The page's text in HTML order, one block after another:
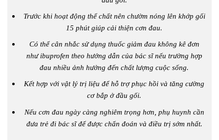
Trước khi hoạt động thể chất nên chườm nóng lên khớp gối
15 phút giúp cải thiện cơn đau.
Có thể cân nhắc sử dụng thuốc giảm đau không kê đơn
như ibuprofen theo hướng dẫn của bác sĩ nếu trường hợp
đau nhiều ảnh hưởng đến chất lượng cuộc sống.
Kết hợp với vật lý trị liệu để hỗ trợ phục hồi và tăng cường
cơ bắp ở đầu gối.
Nếu cơn đau ngày càng nghiêm trọng hơn, phụ huynh cần
đưa trẻ đi bác sĩ để được chẩn đoán và điều trị sớm nhất.